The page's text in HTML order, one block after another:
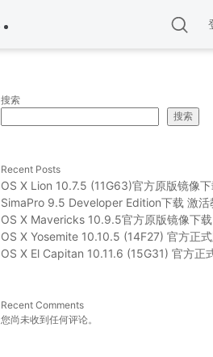
搜索
搜索
Recent Posts
OS X Lion 10.7.5 (11G63)官方原版镜像下
SimaPro 9.5 Developer Edition下载 激活
OS X Mavericks 10.9.5官方原版镜像下载
OS X Yosemite 10.10.5 (14F27) 官方正
OS X El Capitan 10.11.6 (15G31) 官方正
Recent Comments
您尚未收到任何评论。